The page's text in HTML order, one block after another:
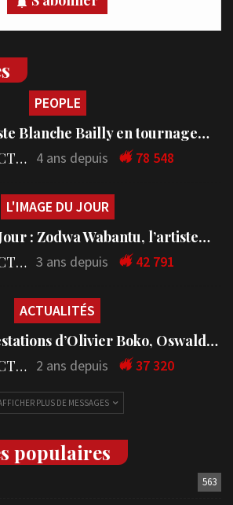
PEOPLE
Blanche Bailly en tournage…
LA REDACTION 4 ans depuis 78 548
L'IMAGE DU JOUR
: Zodwa Wabantu, l’artiste…
LA REDACTION 3 ans depuis 42 791
ACTUALITÉS
d’Olivier Boko, Oswald…
LA REDACTION 2 ans depuis 37 320
PLUS DE MESSAGES
populaires
563